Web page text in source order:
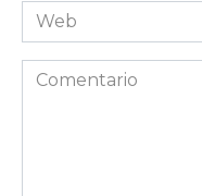
Web
Comentario